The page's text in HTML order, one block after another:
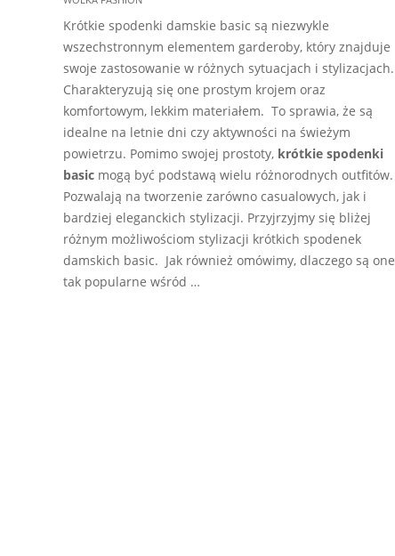
Krótkie spodenki damskie basic są niezwykle
wszechstronnym elementem garderoby, który znajduje
swoje zastosowanie w różnych sytuacjach i stylizacjach.
Charakteryzują się one prostym krojem oraz
komfortowym, lekkim materiałem. To sprawia, że są
idealne na letnie dni czy aktywności na świeżym
powietrzu. Pomimo swojej prostoty, krótkie spodenki
basic mogą być podstawą wielu różnorodnych outfitów.
Pozwalają na tworzenie zarówno casualowych, jak i
bardziej eleganckich stylizacji. Przyjrzyjmy się bliżej
różnym możliwościom stylizacji krótkich spodenek
damskich basic. Jak również omówimy, dlaczego są one
tak popularne wśród …